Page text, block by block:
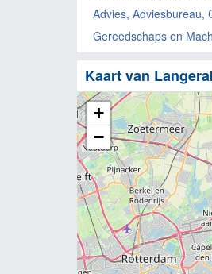
Advies, Adviesbureau,
Gereedschaps en
Kaart van
+
−